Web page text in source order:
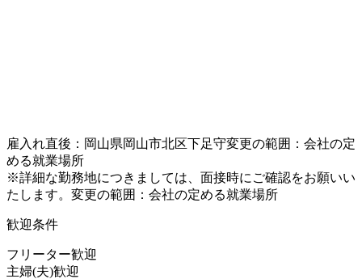
雇入れ直後：岡山県岡山市北区下足守変更の範囲：会社の定
める就業場所
※詳細な勤務地につきましては、面接時にご確認をお願いい
たします。変更の範囲：会社の定める就業場所
歓迎条件
フリーター歓迎
主婦(夫)歓迎